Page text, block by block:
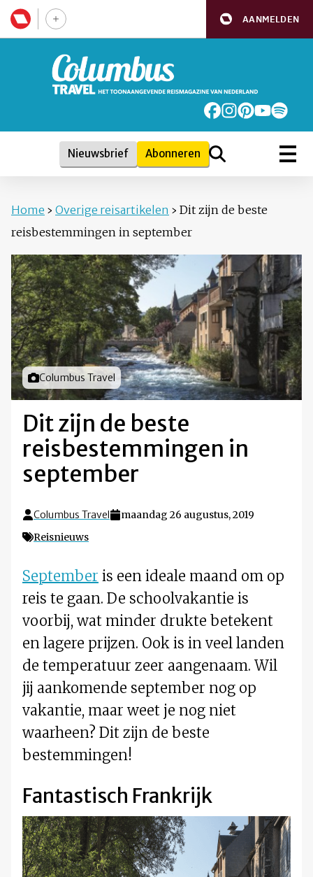
AANMELDEN
Nieuwsbrief Abonneren
Home › Overige reisartikelen › Dit zijn de beste
reisbestemmingen in september
Foto door
Columbus Travel
Dit zijn de beste
reisbestemmingen in
september
Columbus Travel
maandag 26 augustus, 2019
Reisnieuws
September is een ideale maand om op
reis te gaan. De schoolvakantie is
voorbij, wat minder drukte betekent
en lagere prijzen. Ook is in veel landen
de temperatuur zeer aangenaam. Wil
jij aankomende september nog op
vakantie, maar weet je nog niet
waarheen? Dit zijn de beste
bestemmingen!
Fantastisch Frankrijk